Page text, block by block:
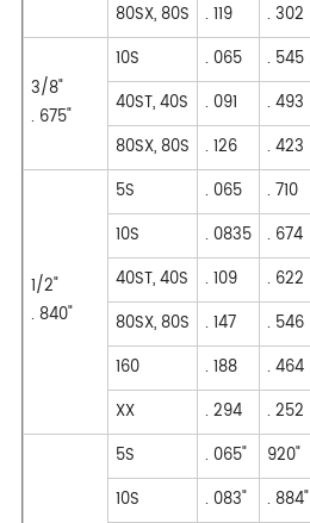
80SX, 80S
. 119 . 302
3/8"
. 675"
10S . 065
. 545
40ST, 40S
. 091
. 493
80SX, 80S
. 126 . 423
1/2"
. 840"
5S . 065
. 710
10S
. 0835
. 674
40ST, 40S
. 109
. 622
80SX, 80S
. 147
. 546
160
. 188
. 464
XX
. 294 . 252
5S . 065"
920"
10S
. 083"
. 884"